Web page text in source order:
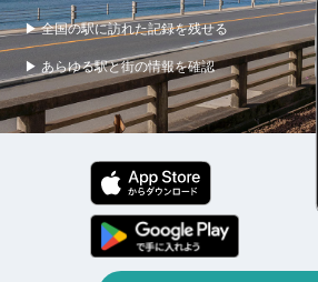
▶ 全国の駅に訪れた記録を残せる
▶ あらゆる駅と街の情報を確認